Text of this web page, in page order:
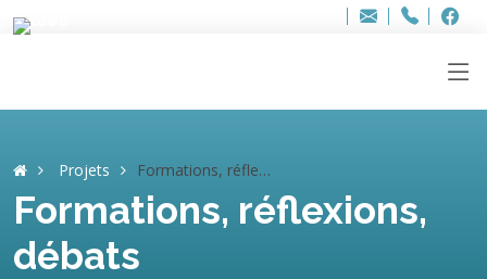
Adresse
info..hâthe..
Tel.
Tel.
Projets Formations, réflexions, débats
Formations, réflexions,
débats